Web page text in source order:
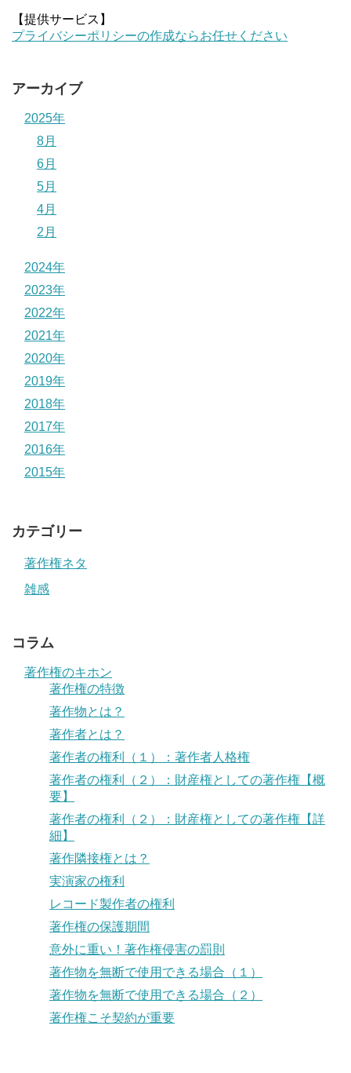
【提供サービス】
プライバシーポリシーの作成ならお任せください
アーカイブ
2025年
8月
6月
5月
4月
2月
2024年
2023年
2022年
2021年
2020年
2019年
2018年
2017年
2016年
2015年
カテゴリー
著作権ネタ
雑感
コラム
著作権のキホン
著作権の特徴
著作物とは？
著作者とは？
著作者の権利（１）：著作者人格権
著作者の権利（２）：財産権としての著作権【概
要】
著作者の権利（２）：財産権としての著作権【詳
細】
著作隣接権とは？
実演家の権利
レコード製作者の権利
著作権の保護期間
意外に重い！著作権侵害の罰則
著作物を無断で使用できる場合（１）
著作物を無断で使用できる場合（２）
著作権こそ契約が重要